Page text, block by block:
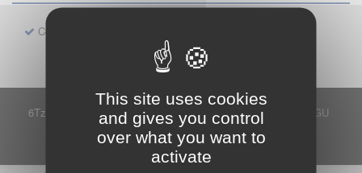
This site uses cookies
and gives you control
over what you want to
activate
Contact
6Tzen ©2015 - Tous droits réservés Mentions légales
CGU
Plan du site
FAQ
Contact
Ce service est proposé par6Tzen